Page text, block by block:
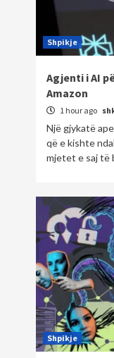
Shpikje
Agjenti i AI
Amazon
1 hour ago
Një gjykatë
që e kishte
mjetet e saj të
Shpikje